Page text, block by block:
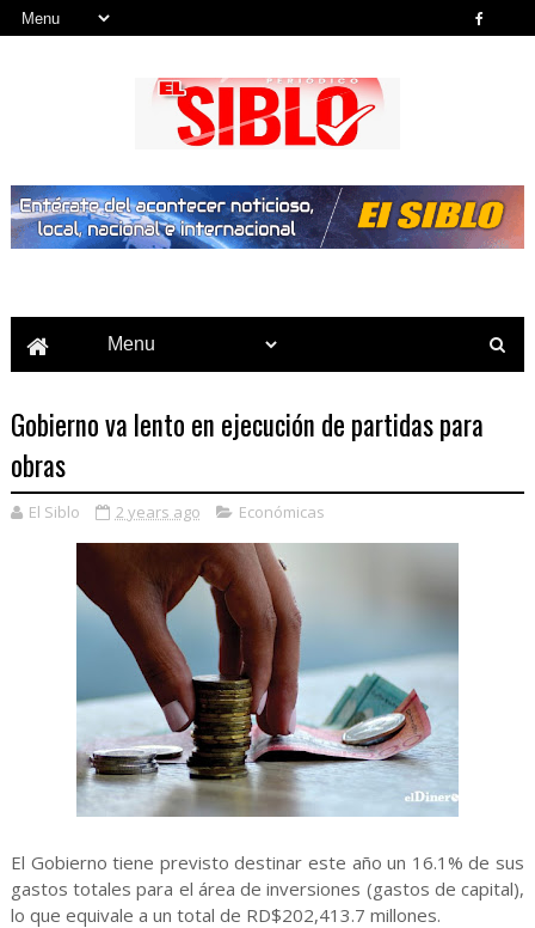
Gobierno va lento en ejecución de partidas para
obras
El Siblo 2 years ago Económicas
El Gobierno tiene previsto destinar este año un 16.1% de sus
gastos totales para el área de inversiones (gastos de capital),
lo que equivale a un total de RD$202,413.7 millones.